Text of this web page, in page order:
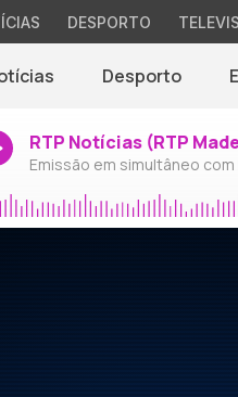
DESPORTO
Desporto
RTP Notícias (RTP
Emissão em simultâneo